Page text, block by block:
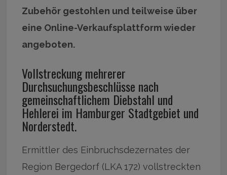
Zubehör gestohlen und teilweise über
eine Online-Verkaufsplattform wieder
angeboten.
Vollstreckung mehrerer
Durchsuchungsbeschlüsse nach
gemeinschaftlichem Diebstahl und
Hehlerei im Hamburger Stadtgebiet und
Norderstedt.
Ermittler des Einbruchsdezernates der
Region Bergedorf (LKA 172) vollstreckten